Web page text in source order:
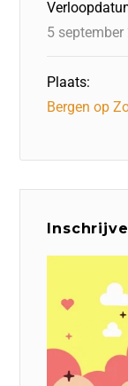
5 september
Plaats:
Bergen op